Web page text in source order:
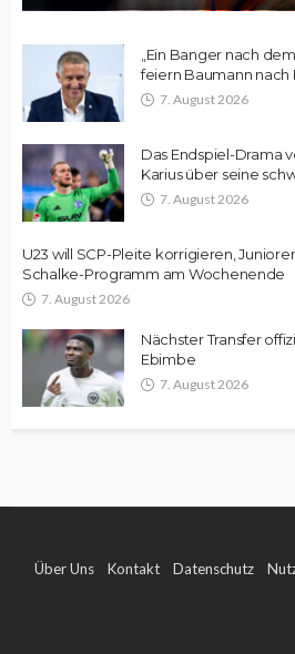
„Ein Banger nach
feiern Baumann nach
7. August 2026
Das Endspiel-Drama
Karius über seine
7. August 2026
U23 will SCP-Pleite korrigieren,
Schalke-Programm am Wochenende
7. August 2026
Nächster Transfer
Ebimbe
7. August 2026
Über Uns Kontakt Datenschutz